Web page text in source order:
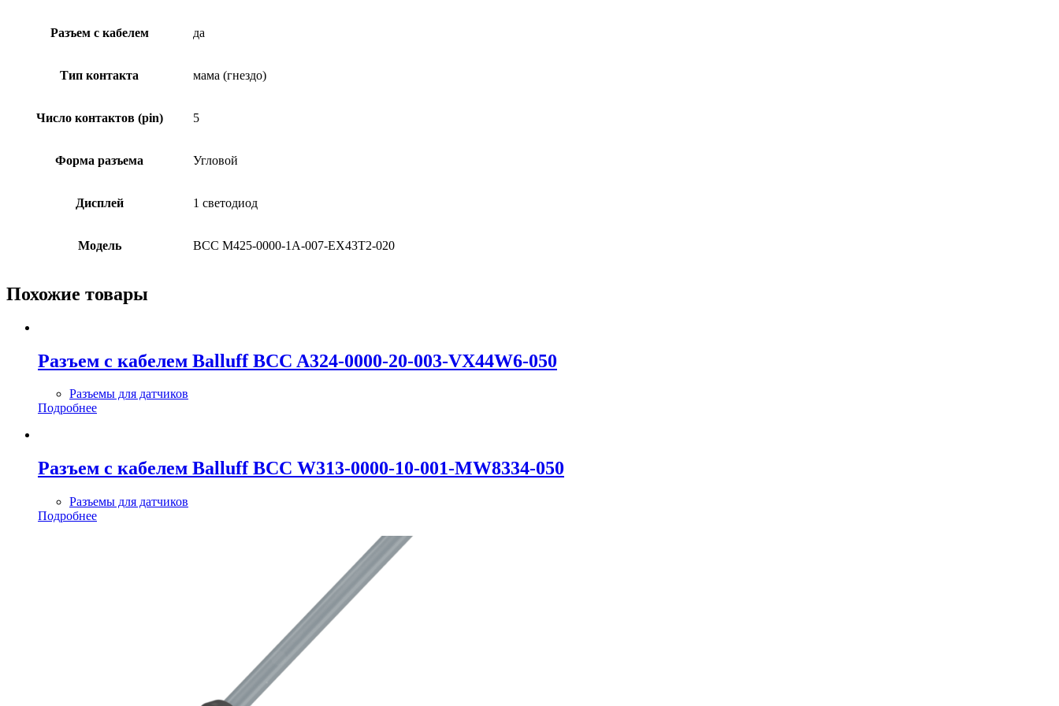
Разъем с кабелем да
Тип контакта мама (гнездо)
Число контактов (pin) 5
Форма разъема Угловой
Дисплей 1 светодиод
Модель BCC M425-0000-1A-007-EX43T2-020
Похожие товары
Разъем с кабелем Balluff BCC A324-0000-20-003-VX44W6-050
Разъемы для датчиков
Подробнее
Разъем с кабелем Balluff BCC W313-0000-10-001-MW8334-050
Разъемы для датчиков
Подробнее